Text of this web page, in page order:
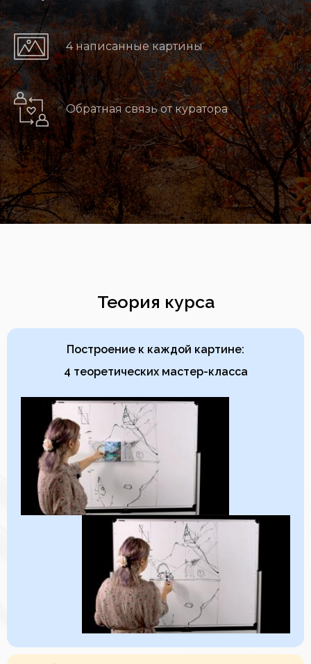
4 написанные картины
Обратная связь от куратора
Теория курса
Построение к каждой картине:
4 теоретических мастер-класса